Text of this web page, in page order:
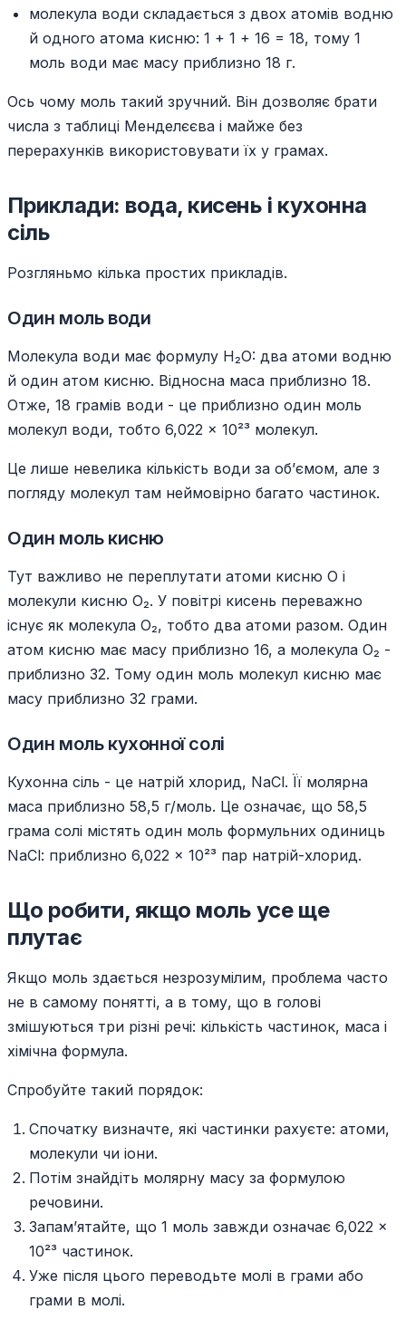
молекула води складається з двох атомів водню
й одного атома кисню: 1 + 1 + 16 = 18, тому 1
моль води має масу приблизно 18 г.
Ось чому моль такий зручний. Він дозволяє брати
числа з таблиці Менделєєва і майже без
перерахунків використовувати їх у грамах.
Приклади: вода, кисень і кухонна
сіль
Розгляньмо кілька простих прикладів.
Один моль води
Молекула води має формулу H₂O: два атоми водню
й один атом кисню. Відносна маса приблизно 18.
Отже, 18 грамів води - це приблизно один моль
молекул води, тобто 6,022 × 10²³ молекул.
Це лише невелика кількість води за об’ємом, але з
погляду молекул там неймовірно багато частинок.
Один моль кисню
Тут важливо не переплутати атоми кисню O і
молекули кисню O₂. У повітрі кисень переважно
існує як молекула O₂, тобто два атоми разом. Один
атом кисню має масу приблизно 16, а молекула O₂ -
приблизно 32. Тому один моль молекул кисню має
масу приблизно 32 грами.
Один моль кухонної солі
Кухонна сіль - це натрій хлорид, NaCl. Її молярна
маса приблизно 58,5 г/моль. Це означає, що 58,5
грама солі містять один моль формульних одиниць
NaCl: приблизно 6,022 × 10²³ пар натрій-хлорид.
Що робити, якщо моль усе ще
плутає
Якщо моль здається незрозумілим, проблема часто
не в самому понятті, а в тому, що в голові
змішуються три різні речі: кількість частинок, маса і
хімічна формула.
Спробуйте такий порядок:
Спочатку визначте, які частинки рахуєте: атоми,
молекули чи іони.
Потім знайдіть молярну масу за формулою
речовини.
Запам’ятайте, що 1 моль завжди означає 6,022 ×
10²³ частинок.
Уже після цього переводьте молі в грами або
грами в молі.